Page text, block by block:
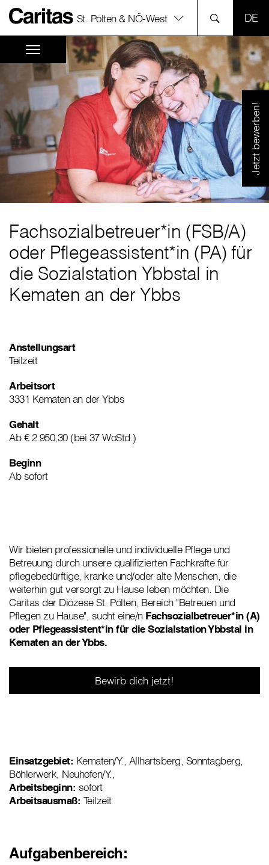
St. Pölten & NÖ-West
Jetzt bewerben!
Fachsozialbetreuer*in (FSB/A)
oder Pflegeassistent*in (PA) für
die Sozialstation Ybbstal in
Kematen an der Ybbs
Anstellungsart
Teilzeit
Arbeitsort
3331 Kematen an der Ybbs
Gehalt
Ab € 2.950,30 (bei 37 WoStd.)
Beginn
Ab sofort
Wir bieten professionelle und individuelle Pflege und
Betreuung durch unsere qualifizierten Fachkräfte für
pflegebedürftige, kranke und/oder alte Menschen, die
weiterhin gut versorgt zu Hause leben möchten. Die
Caritas der Diözese St. Pölten, Bereich "Betreuen und
Pflegen zu Hause", sucht eine/n Fachsozialbetreuer*in (A)
oder Pflegeassistent*in für die Sozialstation Ybbstal in
Kematen an der Ybbs.
Bewirb dich jetzt!
Einsatzgebiet: Kematen/Y., Allhartsberg, Sonntagberg,
Böhlerwerk, Neuhofen/Y.,
Arbeitsbeginn: sofort
Arbeitsausmaß: Teilzeit
Aufgabenbereich: